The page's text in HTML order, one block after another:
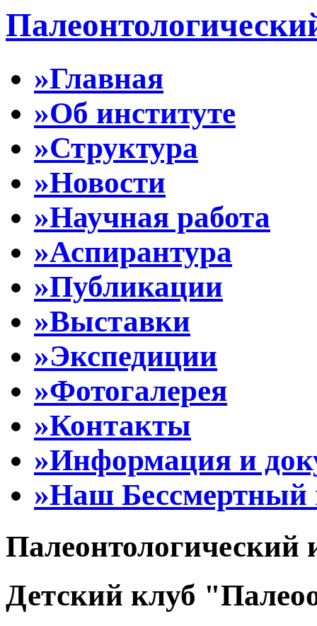
»Главная
»Об институте
»Структура
»Новости
»Научная работа
»Аспирантура
»Публикации
»Выставки
»Экспедиции
»Фотогалерея
»Контакты
»Информация и
»Наш Бессмертный
Палеонтологический
Детский клуб